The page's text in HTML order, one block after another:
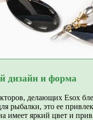
дизайн и форма
делающих Esox
рыбалки, это ее
имеет яркий цвет и